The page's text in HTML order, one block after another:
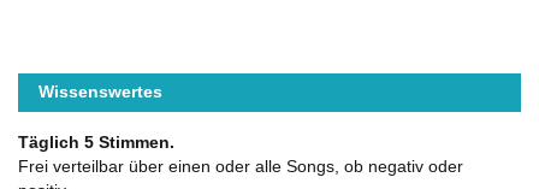
Wissenswertes
Täglich 5 Stimmen.
Frei verteilbar über einen oder alle Songs, ob negativ oder